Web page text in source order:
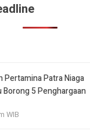
Pertamina Patra Niaga
Borong 5 Penghargaan
WIB